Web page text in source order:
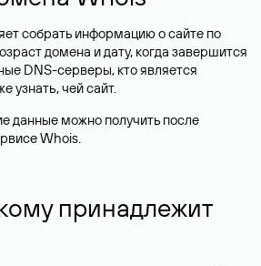
собрать информацию о сайте по
домена и дату, когда завершится
DNS-серверы, кто является
узнать, чей сайт.
данные можно получить после
Whois.
принадлежит